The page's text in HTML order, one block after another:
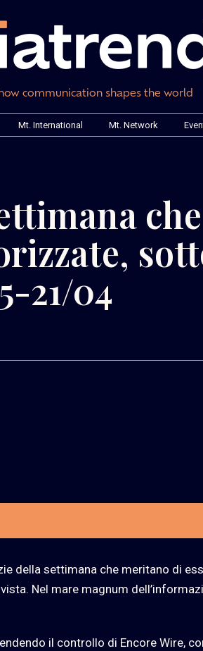
communication shapes the world
Mt. International Mt. Network
che
21/04
della settimana che meritano di
Nel mare magnum
il controllo di Encore Wire,